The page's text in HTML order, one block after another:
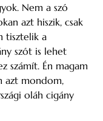
Nem a szó
azt hiszik, csak
tisztelik a
szót is lehet
számít. Én magam
azt mondom,
oláh cigány